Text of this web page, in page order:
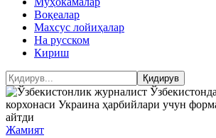
Воқеалар
Махсус лойиҳалар
На русском
Кириш
Жамият